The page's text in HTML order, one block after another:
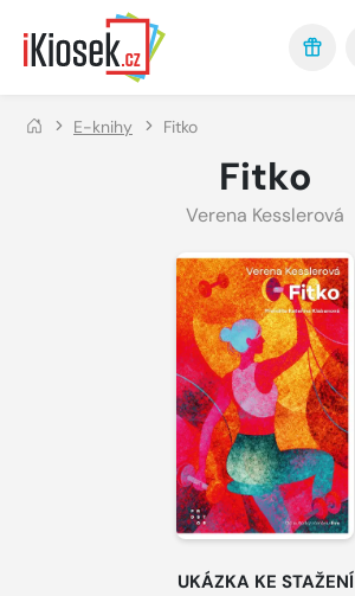
Přejít na hlavní obsah
E-knihy Fitko
Fitko
Verena Kesslerová
UKÁZKA KE STAŽENÍ